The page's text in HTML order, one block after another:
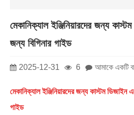
মেকানিক্যাল ইঞ্জিনিয়ারদের জন্য
জন্য বিগিনার গাইড
2025-12-31 6 আমাকে একটি
মেকানিক্যাল ইঞ্জিনিয়ারদের জন্য কাস্টম ডিজাইন
গাইড